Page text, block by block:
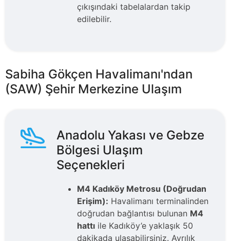
çıkışındaki tabelalardan takip
edilebilir.
Sabiha Gökçen Havalimanı'ndan
(SAW) Şehir Merkezine Ulaşım
Anadolu Yakası ve Gebze
Bölgesi Ulaşım
Seçenekleri
M4 Kadıköy Metrosu (Doğrudan
Erişim): Havalimanı terminalinden
doğrudan bağlantısı bulunan M4
hattı ile Kadıköy’e yaklaşık 50
dakikada ulaşabilirsiniz. Ayrılık